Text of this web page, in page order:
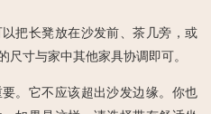
把长凳放在沙发前、茶几旁，或
寸与家中其他家具协调即可。
。它不应该超出沙发边缘。你也